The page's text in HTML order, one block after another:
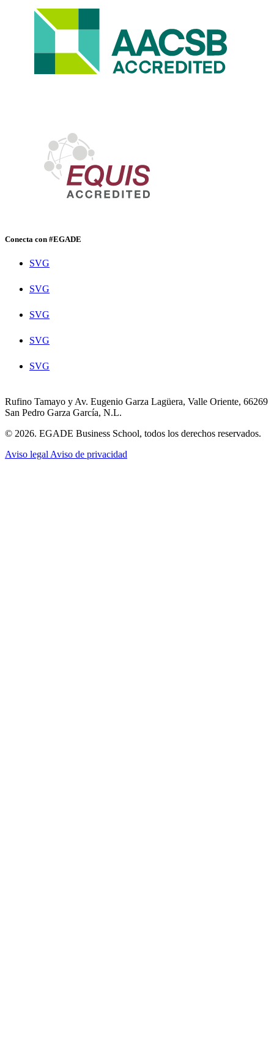
Conecta con #EGADE
SVG
SVG
SVG
SVG
SVG
Rufino Tamayo y Av. Eugenio Garza Lagüera, Valle Oriente, 66269
San Pedro Garza García, N.L.
© 2026. EGADE Business School, todos los derechos reservados.
Aviso legal Aviso de privacidad